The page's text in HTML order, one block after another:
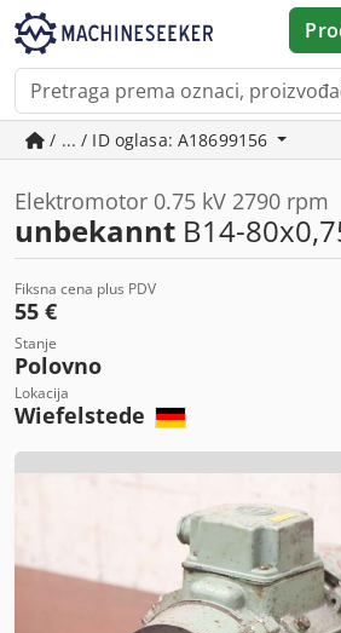
/ ... / ID oglasa: A18699156
Elektromotor 0.75 kV 2790 rpm
unbekannt B14-
Fiksna cena plus PDV
55 €
Stanje
Polovno
Lokacija
Wiefelstede